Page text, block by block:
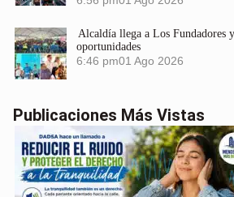
Alcaldía llega a Los Fundadores
oportunidades
6:46 pm01 Ago 2026
Publicaciones Más Vistas